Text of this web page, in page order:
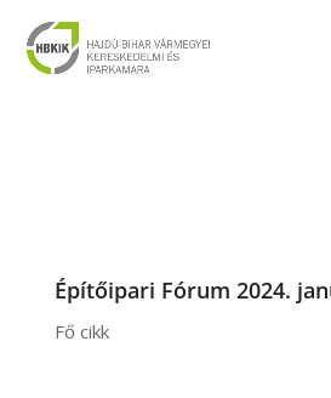
Építőipari Fórum 2024.
Fő cikk